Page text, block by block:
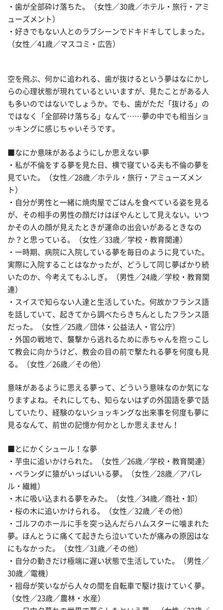
・歯が全部砕け落ちた。（女性／30歳／ホテル・旅行・アミ
ューズメント）
・好きでもない人とのラブシーンでドキドキしてしまった。
（女性／41歳／マスコミ・広告）
空を飛ぶ、何かに追われる、歯が抜けるという夢はなにかし
らの心理状態が現れているといいますが、見たことがある人
も多いのではないでしょうか。でも、歯がただ「抜ける」の
ではなく「全部砕け落ちる」なんて……夢の中でも相当ショ
ッキングに感じちゃいそうです。
■なにか意味があるようにしか思えない夢
・私が不倫をする夢を見た日、横で寝ている夫も不倫の夢を
見ていた。（女性／28歳／ホテル・旅行・アミューズメン
ト）
・自分が男性と一緒に焼肉屋でごはんを食べている姿を見る
が、その相手の男性の顔だけはぼやんとして見えない。いつ
かその人の顔が見えたときが運命の出会いがあるときなの
か？と思っている。（女性／33歳／学校・教育関連）
・一時期、病院に入院している夢を毎日のように見ていた。
実際に入院することはなかったが、どうして同じ夢ばかり続
いたのか、今考えてもふしぎ。（男性／24歳／学校・教育関
連）
・スイスで知らない人達と生活していた。何故かフランス語
を話していて、起きてから調べたらきちんとしたフランス語
だった。（女性／25歳／団体・公益法人・官公庁）
・外国の戦地で、襲撃から逃れるために赤ちゃんを抱っこし
て教会に向かうけど、教会の目の前で撃たれる夢を何度も見
る。（女性／26歳／その他）
意味があるように思える夢って、どういう意味なのか気にな
りますよね。それにしても、知らないはずの外国語を夢で話
していたり、経験のないショッキングな出来事を何度も夢に
見るなんて、前世の記憶か何かとしか思えません！
■とにかくシュール！な夢
・芋虫に追いかけられた。（女性／26歳／学校・教育関連）
・ベランダに猿がいっぱいいる夢。（女性／28歳／アパレ
ル・繊維）
・木に吸い込まれる夢をみた。（女性／34歳／商社・卸）
・桜の木に追いかけられる。（女性／32歳／その他）
・ゴルフのホールに手を突っ込んだらハムスターに噛まれた
夢。ほんとうに痛くて起きたら泣いていたが痛みの原因はな
にもなかった。（女性／31歳／その他）
・自分の動きだけ極端に遅い状態で生活していた。（男性／
30歳／電機）
・祖母が笑いながら人々の間を自転車で駆け抜けていく夢。
（女性／23歳／農林・水産）